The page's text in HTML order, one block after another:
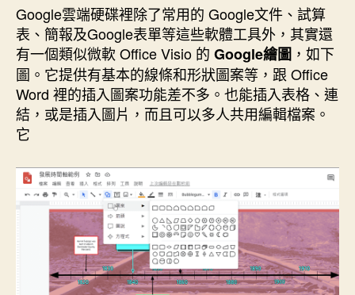
Google雲端硬碟裡除了常用的 Google文件、試算
表、簡報及Google表單等這些軟體工具外，其實還
有一個類似微軟 Office Visio 的 Google繪圖 ，如下
圖。它提供有基本的線條和形狀圖案等，跟 Office
Word 裡的插入圖案功能差不多。也能插入表格、連
結，或是插入圖片，而且可以多人共用編輯檔案。
它